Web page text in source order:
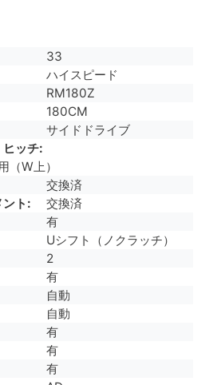
33
ハイスピード
RM180Z
180CM
サイドドライブ
ヒッチ
（W上）
交換済
ト
交換済
有
Uシフト（ノクラッチ）
2
有
自動
自動
有
有
有